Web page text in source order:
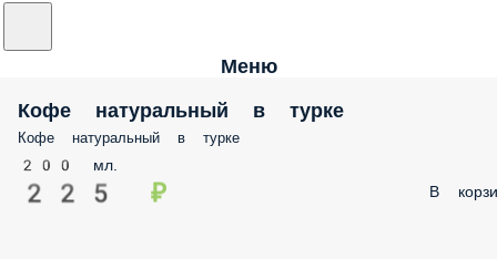
Меню
Кофе натуральный в турке
Кофе натуральный в турке
200 мл.
225 ₽ В